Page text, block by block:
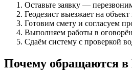
Оставьте заявку —
Геодезист выезжает на
Готовим смету и согласуем
Выполняем работы в
Сдаём систему с проверкой
Почему обращаются в